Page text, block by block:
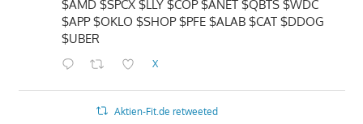
$AMD $SPCX $LLY $COP $ANET $QBTS $WDC
$APP $OKLO $SHOP $PFE $ALAB $CAT $DDOG
$UBER
X
Aktien-Fit.de retweeted